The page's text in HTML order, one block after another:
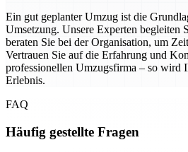
Ein gut geplanter Umzug ist die
Umsetzung. Unsere Experten begleiten
beraten Sie bei der Organisation, um
Vertrauen Sie auf die Erfahrung und
professionellen Umzugsfirma – so wird
Erlebnis.
FAQ
Häufig gestellte Fragen